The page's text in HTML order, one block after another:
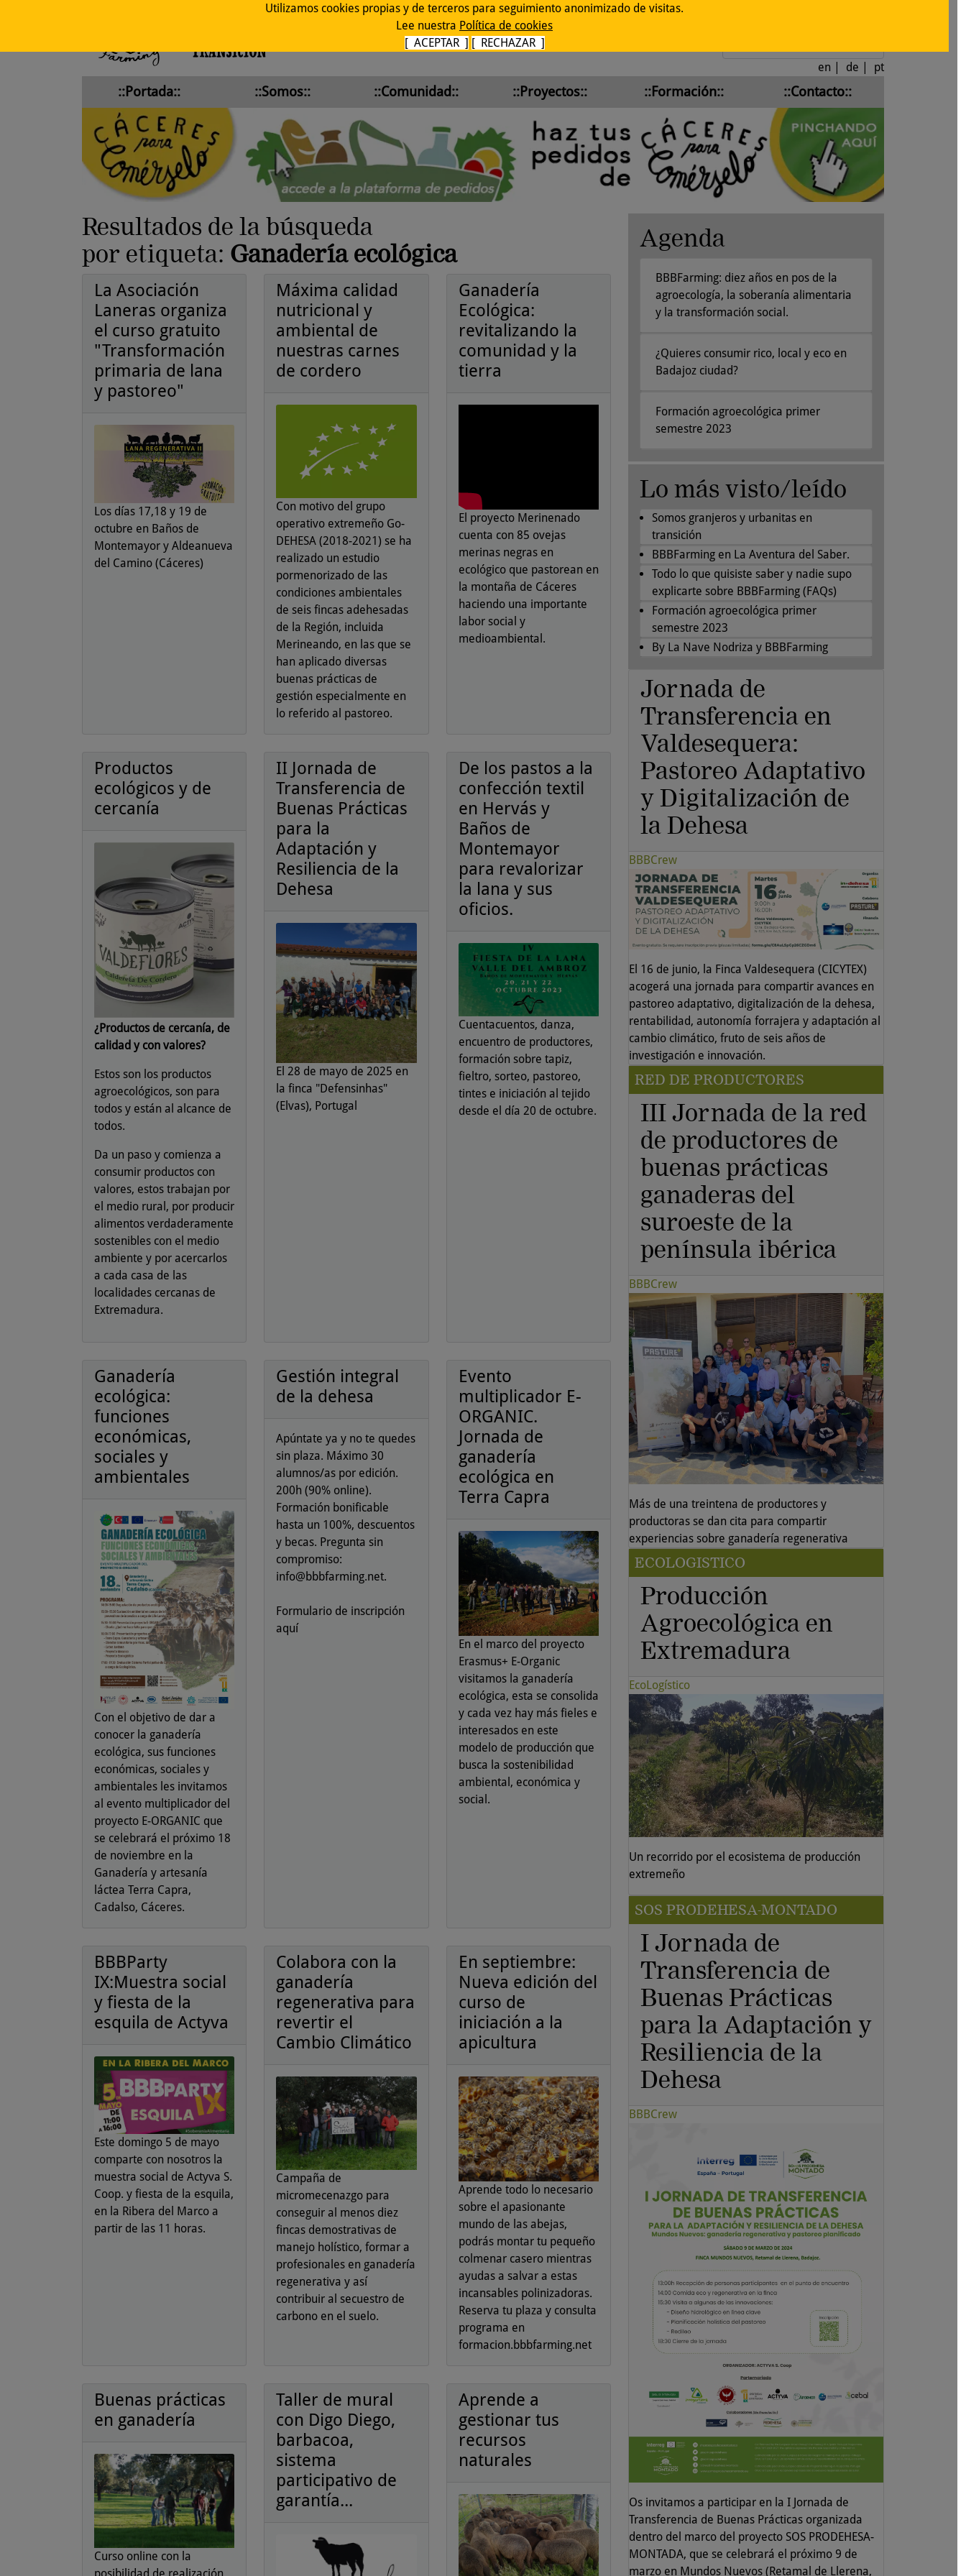
Utilizamos cookies propias y de terceros para seguimiento anonimizado de visitas.
Lee nuestra Política de cookies
[ ACEPTAR ] [ RECHAZAR ]
en de pt
::Portada:: ::Somos:: ::Comunidad:: ::Proyectos:: ::Formación:: ::Contacto::
Resultados de la búsqueda
por etiqueta: Ganadería ecológica
La Asociación
Laneras organiza
el curso gratuito
"Transformación
primaria de lana
y pastoreo"
Los días 17,18 y 19 de
octubre en Baños de
Montemayor y Aldeanueva
del Camino (Cáceres)
Máxima calidad
nutricional y
ambiental de
nuestras carnes
de cordero
Con motivo del grupo
operativo extremeño Go-
DEHESA (2018-2021) se ha
realizado un estudio
pormenorizado de las
condiciones ambientales
de seis fincas adehesadas
de la Región, incluida
Merineando, en las que se
han aplicado diversas
buenas prácticas de
gestión especialmente en
lo referido al pastoreo.
Ganadería
Ecológica:
revitalizando la
comunidad y la
tierra
El proyecto Merinenado
cuenta con 85 ovejas
merinas negras en
ecológico que pastorean en
la montaña de Cáceres
haciendo una importante
labor social y
medioambiental.
Productos
ecológicos y de
cercanía
¿Productos de cercanía, de
calidad y con valores?
Estos son los productos
agroecológicos, son para
todos y están al alcance de
todos.
Da un paso y comienza a
consumir productos con
valores, estos trabajan por
el medio rural, por producir
alimentos verdaderamente
sostenibles con el medio
ambiente y por acercarlos
a cada casa de las
localidades cercanas de
Extremadura.
II Jornada de
Transferencia de
Buenas Prácticas
para la
Adaptación y
Resiliencia de la
Dehesa
El 28 de mayo de 2025 en
la finca "Defensinhas"
(Elvas), Portugal
De los pastos a la
confección textil
en Hervás y
Baños de
Montemayor
para revalorizar
la lana y sus
oficios.
Cuentacuentos, danza,
encuentro de productores,
formación sobre tapiz,
fieltro, sorteo, pastoreo,
tintes e iniciación al tejido
desde el día 20 de octubre.
Ganadería
ecológica:
funciones
económicas,
sociales y
ambientales
Con el objetivo de dar a
conocer la ganadería
ecológica, sus funciones
económicas, sociales y
ambientales les invitamos
al evento multiplicador del
proyecto E-ORGANIC que
se celebrará el próximo 18
de noviembre en la
Ganadería y artesanía
láctea Terra Capra,
Cadalso, Cáceres.
Gestión integral
de la dehesa
Apúntate ya y no te quedes
sin plaza. Máximo 30
alumnos/as por edición.
200h (90% online).
Formación bonificable
hasta un 100%, descuentos
y becas. Pregunta sin
compromiso:
info@bbbfarming.net.
Formulario de inscripción
aquí
Evento
multiplicador E-
ORGANIC.
Jornada de
ganadería
ecológica en
Terra Capra
En el marco del proyecto
Erasmus+ E-Organic
visitamos la ganadería
ecológica, esta se consolida
y cada vez hay más fieles e
interesados en este
modelo de producción que
busca la sostenibilidad
ambiental, económica y
social.
BBBParty
IX:Muestra social
y fiesta de la
esquila de Actyva
Este domingo 5 de mayo
comparte con nosotros la
muestra social de Actyva S.
Coop. y fiesta de la esquila,
en la Ribera del Marco a
partir de las 11 horas.
Colabora con la
ganadería
regenerativa para
revertir el
Cambio Climático
Campaña de
micromecenazgo para
conseguir al menos diez
fincas demostrativas de
manejo holístico, formar a
profesionales en ganadería
regenerativa y así
contribuir al secuestro de
carbono en el suelo.
En septiembre:
Nueva edición del
curso de
iniciación a la
apicultura
Aprende todo lo necesario
sobre el apasionante
mundo de las abejas,
podrás montar tu pequeño
colmenar casero mientras
ayudas a salvar a estas
incansables polinizadoras.
Reserva tu plaza y consulta
programa en
formacion.bbbfarming.net
Buenas prácticas
en ganadería
Curso online con la
posibilidad de realización
Taller de mural
con Digo Diego,
barbacoa,
sistema
participativo de
garantía...
Aprende a
gestionar tus
recursos
naturales
Agenda
BBBFarming: diez años en pos de la
agroecología, la soberanía alimentaria
y la transformación social.
¿Quieres consumir rico, local y eco en
Badajoz ciudad?
Formación agroecológica primer
semestre 2023
Lo más visto/leído
Somos granjeros y urbanitas en
transición
BBBFarming en La Aventura del Saber.
Todo lo que quisiste saber y nadie supo
explicarte sobre BBBFarming (FAQs)
Formación agroecológica primer
semestre 2023
By La Nave Nodriza y BBBFarming
Jornada de
Transferencia en
Valdesequera:
Pastoreo Adaptativo
y Digitalización de
la Dehesa
BBBCrew
El 16 de junio, la Finca Valdesequera (CICYTEX)
acogerá una jornada para compartir avances en
pastoreo adaptativo, digitalización de la dehesa,
rentabilidad, autonomía forrajera y adaptación al
cambio climático, fruto de seis años de
investigación e innovación.
RED DE PRODUCTORES
III Jornada de la red
de productores de
buenas prácticas
ganaderas del
suroeste de la
península ibérica
BBBCrew
Más de una treintena de productores y
productoras se dan cita para compartir
experiencias sobre ganadería regenerativa
ECOLOGISTICO
Producción
Agroecológica en
Extremadura
EcoLogístico
Un recorrido por el ecosistema de producción
extremeño
SOS PRODEHESA-MONTADO
I Jornada de
Transferencia de
Buenas Prácticas
para la Adaptación y
Resiliencia de la
Dehesa
BBBCrew
Os invitamos a participar en la I Jornada de
Transferencia de Buenas Prácticas organizada
dentro del marco del proyecto SOS PRODEHESA-
MONTADA, que se celebrará el próximo 9 de
marzo en Mundos Nuevos (Retamal de Llerena,